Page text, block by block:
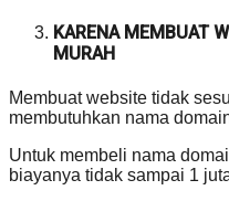
KARENA MEMBUAT
MURAH
Membuat website tidak
membutuhkan nama
Untuk membeli nama
biayanya tidak sampai 1